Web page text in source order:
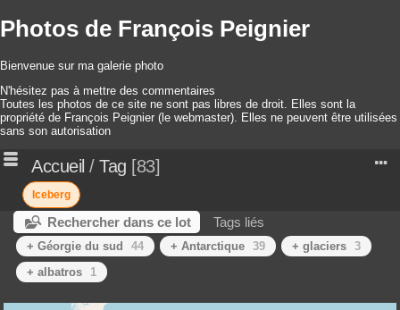
Photos de François Peignier
Bienvenue sur ma galerie photo
N'hésitez pas à mettre des commentaires
Toutes les photos de ce site ne sont pas libres de droit. Elles sont la
propriété de François Peignier (le webmaster). Elles ne peuvent être utilisées
sans son autorisation
Accueil / Tag 83
Iceberg
Rechercher dans ce lot Tags liés
+ Géorgie du sud 44 + Antarctique 39 + glaciers 3
+ albatros
1